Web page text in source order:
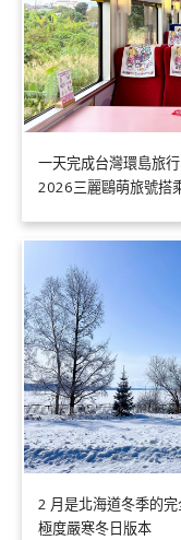
一天完成台灣環島旅
2026三麗鷗萌旅號搭
2 月是北海道冬季的
極度嚴寒冬日版本